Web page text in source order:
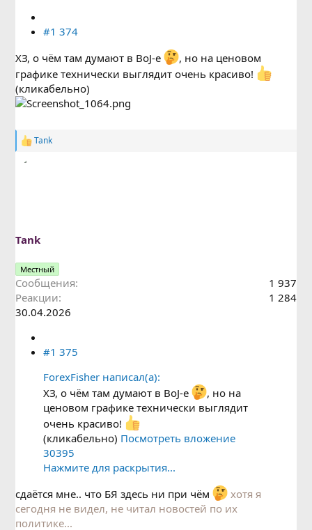
#1 374
ХЗ, о чём там думают в BoJ-е
, но на ценовом
графике технически выглядит очень красиво!
(кликабельно)
Р
Tank
Tank
Местный
Сообщения
1 937
Реакции
1 284
30.04.2026
#1 375
ForexFisher написал(а):
ХЗ, о чём там думают в BoJ-е
, но на
ценовом графике технически выглядит
очень красиво!
(кликабельно) Посмотреть вложение
30395
Нажмите для раскрытия...
сдаётся мне.. что БЯ здесь ни при чём
хотя я
сегодня не видел, не читал новостей по их
политике...